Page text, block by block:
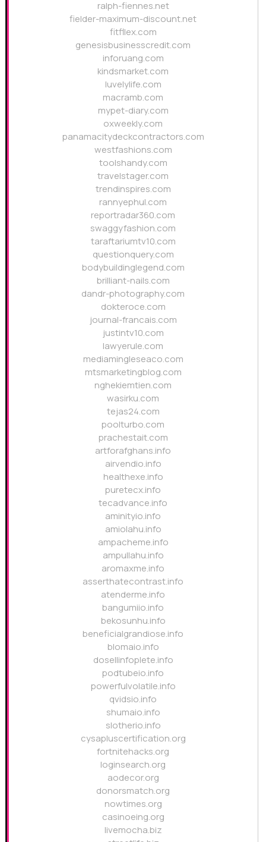
ralph-fiennes.net
fielder-maximum-discount.net
fitfllex.com
genesisbusinesscredit.com
inforuang.com
kindsmarket.com
luvelylife.com
macramb.com
mypet-diary.com
oxweekly.com
panamacitydeckcontractors.com
westfashions.com
toolshandy.com
travelstager.com
trendinspires.com
rannyephul.com
reportradar360.com
swaggyfashion.com
taraftariumtv10.com
questionquery.com
bodybuildinglegend.com
brilliant-nails.com
dandr-photography.com
dokteroce.com
journal-francais.com
justintv10.com
lawyerule.com
mediamingleseaco.com
mtsmarketingblog.com
nghekiemtien.com
wasirku.com
tejas24.com
poolturbo.com
prachestait.com
artforafghans.info
airvendio.info
healthexe.info
puretecx.info
tecadvance.info
aminityio.info
amiolahu.info
ampacheme.info
ampullahu.info
aromaxme.info
asserthatecontrast.info
atenderme.info
bangumiio.info
bekosunhu.info
beneficialgrandiose.info
blomaio.info
dosellinfoplete.info
podtubeio.info
powerfulvolatile.info
qvidsio.info
shumaio.info
slotherio.info
cysapluscertification.org
fortnitehacks.org
loginsearch.org
aodecor.org
donorsmatch.org
nowtimes.org
casinoeing.org
livemocha.biz